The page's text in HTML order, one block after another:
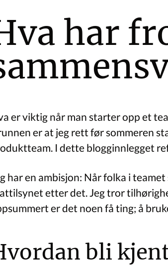
har
er viktig når man starter opp et
er at jeg rett før sommeren
I dette blogginnlegget
har en ambisjon: Når folka i
etter det. Jeg tror
er det noen få ting; å
bli